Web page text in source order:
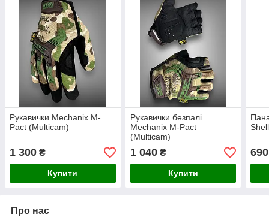
Рукавички Mechanix M-
Pact (Multicam)
1 300 ₴
Купити
Рукавички безпалі
Mechanix M-Pact
(Multicam)
1 040₴
Купити
690
Про нас